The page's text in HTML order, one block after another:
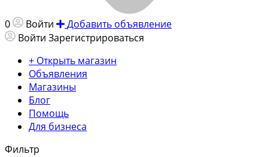
0 Войти
Добавить объявление
Войти Зарегистрироваться
+ Открыть магазин
Объявления
Магазины
Блог
Помощь
Для бизнеса
Фильтр